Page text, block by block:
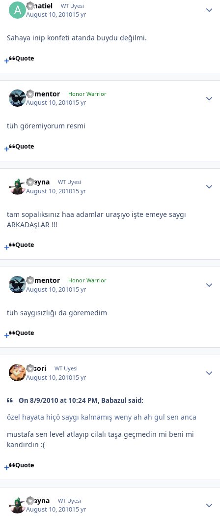
Amatiel WT Uyesi
August 10, 201015 yr
Sahaya inip konfeti atanda buydu değilmi.
Quote
dementor Honor Warrior
August 10, 201015 yr
tüh göremiyorum resmi
Quote
xzeyna WT Uyesi
August 10, 201015 yr
tam sopalıksınız haa adamlar uraşıyo işte emeye saygı
ARKADAşLAR !!!
Quote
dementor Honor Warrior
August 10, 201015 yr
tüh saygısızlığı da göremedim
Quote
sasori WT Uyesi
August 10, 201015 yr
On 8/9/2010 at 10:24 PM, Babazul said:
özel hayata hiçö saygı kalmamış weny ah ah gul sen anca
mustafa sen level atlayıp cilalı taşa geçmedin mi beni mi
kandırdın :(
Quote
xzeyna WT Uyesi
August 10, 201015 yr